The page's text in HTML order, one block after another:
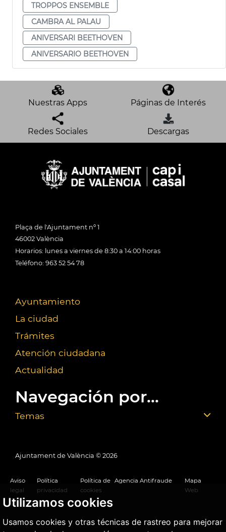
Utilizamos cookies
Usamos cookies y otras técnicas de rastreo para mejorar
TROPPOS ENSEMBLE
CAMBRA AL PALAU
ANIVERSARI BEETHOVEN
ANIVERSARIO BEETHOVEN
Nuestras Apps Páginas de Interés
Redes Sociales Descargas
Plaça de l'Ajuntament nº 1
46002 València
Horarios: lunes a viernes de 8:30 a 14:00 horas
Teléfono: 963 52 54 78
Ayuntamiento
La ciudad
Trámites
Atención ciudadana
Actualidad
Navegación por...
Temas
Ajuntament de València © 2026
Aviso
legal
Política
privacidad
Política de
cookies
Agencia Antifraude
Mapa
Web